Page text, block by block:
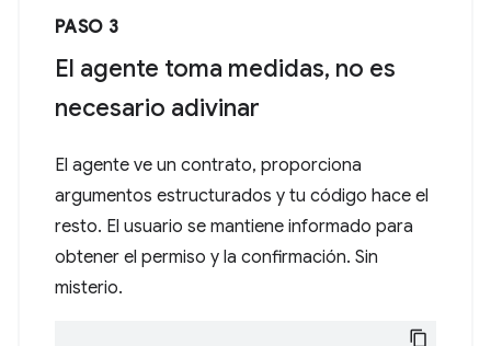
PASO 3
El agente toma medidas, no es
necesario adivinar
El agente ve un contrato, proporciona
argumentos estructurados y tu código hace el
resto. El usuario se mantiene informado para
obtener el permiso y la confirmación. Sin
misterio.